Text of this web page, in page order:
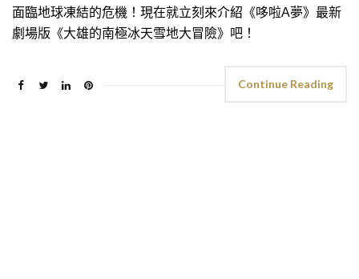
面臨地球凍結的危機！現在就立刻來介紹《哆啦A夢》最新
劇場版《大雄的南極冰天雪地大冒險》吧！
Continue Reading